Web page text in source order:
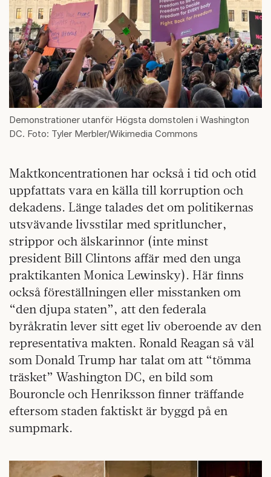
Demonstrationer utanför Högsta domstolen i Washington
DC. Foto: Tyler Merbler/Wikimedia Commons
Maktkoncentrationen har också i tid och otid
uppfattats vara en källa till korruption och
dekadens. Länge talades det om politikernas
utsvävande livsstilar med spritluncher,
strippor och älskarinnor (inte minst
president Bill Clintons affär med den unga
praktikanten Monica Lewinsky). Här finns
också föreställningen eller misstanken om
“den djupa staten”, att den federala
byråkratin lever sitt eget liv oberoende av den
representativa makten. Ronald Reagan så väl
som Donald Trump har talat om att “tömma
träsket” Washington DC, en bild som
Bouroncle och Henriksson finner träffande
eftersom staden faktiskt är byggd på en
sumpmark.